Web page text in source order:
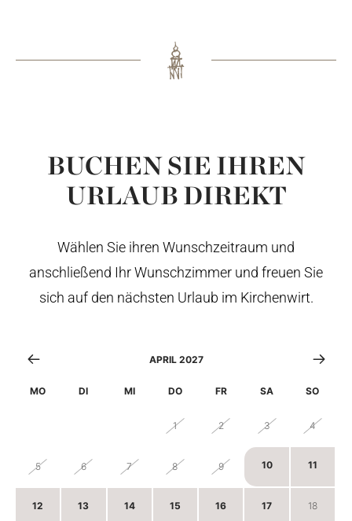
BUCHEN SIE IHREN
URLAUB DIREKT
Wählen Sie ihren Wunschzeitraum und
anschließend Ihr Wunschzimmer und freuen Sie
sich auf den nächsten Urlaub im Kirchenwirt.
APRIL 2027
MO DI MI DO FR SA SO
1 2 3 4
5 6 7 8 9 10 11
12 13 14 15 16 17 18